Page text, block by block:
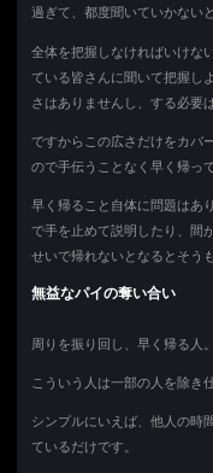
過ぎて、都度聞いていかない
全体を把握しなければいけな
ている皆さんに聞いて把握し
さはありませんし、する必要
ですからこの広さだけをカバ
ので手伝うことなく早く帰っ
早く帰ること自体に問題はあ
で手を止めて説明したり、間
せいで帰れないとなるとそう
無益なパイの奪い合い
周りを振り回し、早く帰る人。
こういう人は一部の人を除き
シンプルにいえば、他人の時
ているだけです。